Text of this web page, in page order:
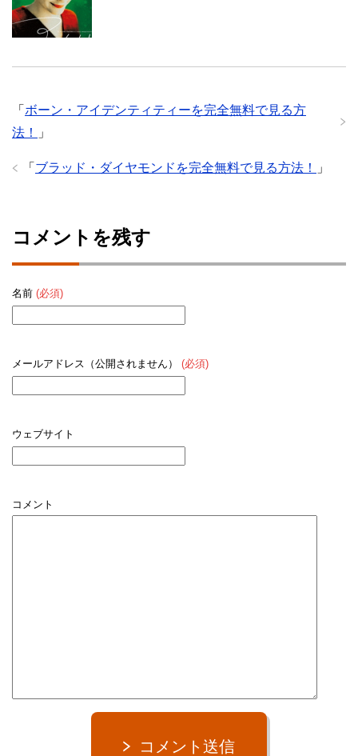
「 ボーン・アイデンティティーを完全無料で見る方
法！
」
「 ブラッド・ダイヤモンドを完全無料で見る方法！ 」
コメントを残す
名前 (必須)
メールアドレス（公開されません） (必須)
ウェブサイト
コメント
コメント送信